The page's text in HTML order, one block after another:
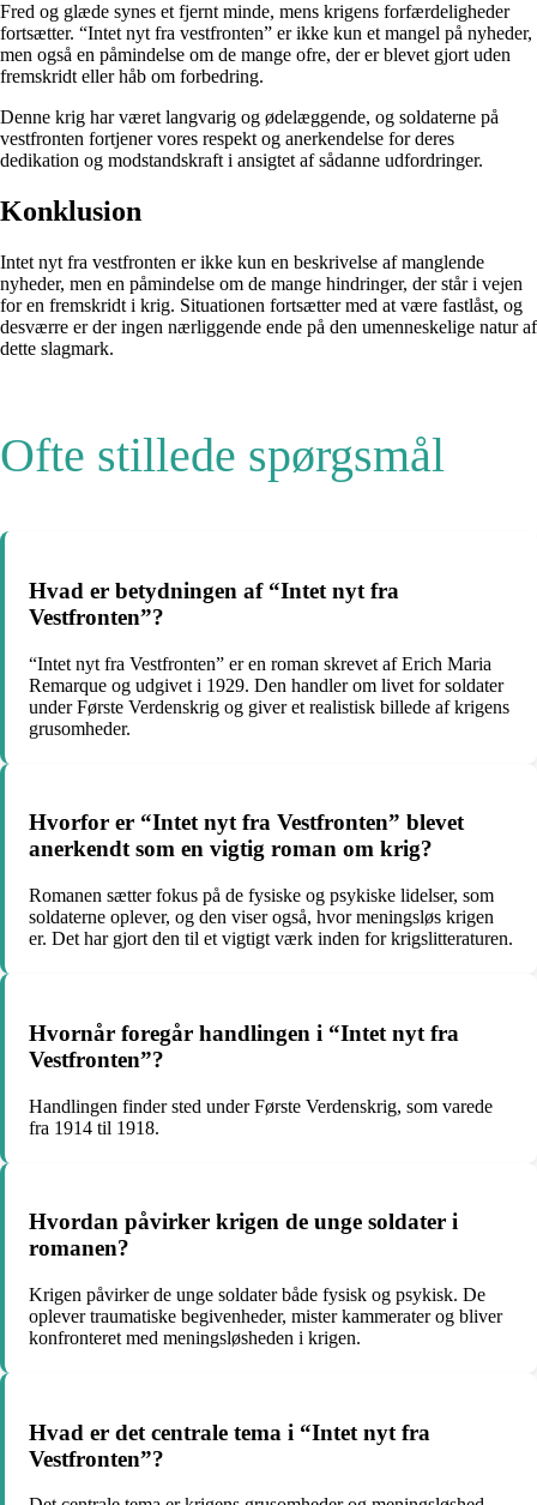
Fred og glæde synes et fjernt minde, mens krigens forfærdeligheder
fortsætter. “Intet nyt fra vestfronten” er ikke kun et mangel på nyheder,
men også en påmindelse om de mange ofre, der er blevet gjort uden
fremskridt eller håb om forbedring.
Denne krig har været langvarig og ødelæggende, og soldaterne på
vestfronten fortjener vores respekt og anerkendelse for deres
dedikation og modstandskraft i ansigtet af sådanne udfordringer.
Konklusion
Intet nyt fra vestfronten er ikke kun en beskrivelse af manglende
nyheder, men en påmindelse om de mange hindringer, der står i vejen
for en fremskridt i krig. Situationen fortsætter med at være fastlåst, og
desværre er der ingen nærliggende ende på den umenneskelige natur af
dette slagmark.
Ofte stillede spørgsmål
Hvad er betydningen af “Intet nyt fra
Vestfronten”?
“Intet nyt fra Vestfronten” er en roman skrevet af Erich Maria
Remarque og udgivet i 1929. Den handler om livet for soldater
under Første Verdenskrig og giver et realistisk billede af krigens
grusomheder.
Hvorfor er “Intet nyt fra Vestfronten” blevet
anerkendt som en vigtig roman om krig?
Romanen sætter fokus på de fysiske og psykiske lidelser, som
soldaterne oplever, og den viser også, hvor meningsløs krigen
er. Det har gjort den til et vigtigt værk inden for krigslitteraturen.
Hvornår foregår handlingen i “Intet nyt fra
Vestfronten”?
Handlingen finder sted under Første Verdenskrig, som varede
fra 1914 til 1918.
Hvordan påvirker krigen de unge soldater i
romanen?
Krigen påvirker de unge soldater både fysisk og psykisk. De
oplever traumatiske begivenheder, mister kammerater og bliver
konfronteret med meningsløsheden i krigen.
Hvad er det centrale tema i “Intet nyt fra
Vestfronten”?